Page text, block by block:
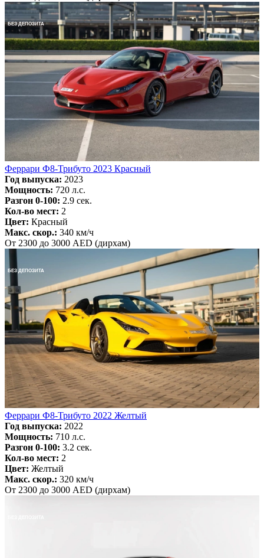
БЕЗ ДЕПОЗИТА
Феррари Ф8-Трибуто 2023 Красный
Год выпуска: 2023
Мощность: 720 л.с.
Разгон 0-100: 2.9 сек.
Кол-во мест: 2
Цвет: Красный
Макс. скор.: 340 км/ч
От 2300 до 3000 AED (дирхам)
БЕЗ ДЕПОЗИТА
Феррари Ф8-Трибуто 2022 Желтый
Год выпуска: 2022
Мощность: 710 л.с.
Разгон 0-100: 3.2 сек.
Кол-во мест: 2
Цвет: Желтый
Макс. скор.: 320 км/ч
От 2300 до 3000 AED (дирхам)